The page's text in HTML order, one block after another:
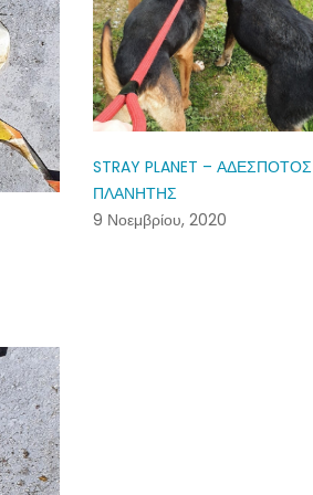
STRAY PLANET – ΑΔΕΣΠΟΤΟΣ
ΠΛΑΝΗΤΗΣ
9 Νοεμβρίου, 2020